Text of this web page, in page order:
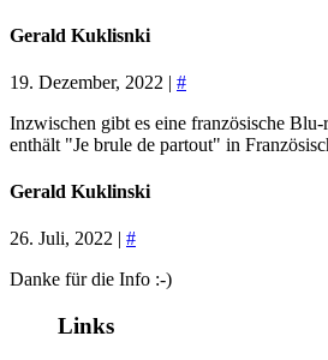
Gerald Kuklisnki
19. Dezember, 2022 | #
Inzwischen gibt es eine französische
enthält "Je brule de partout" in
Gerald Kuklinski
26. Juli, 2022 | #
Danke für die Info :-)
Links